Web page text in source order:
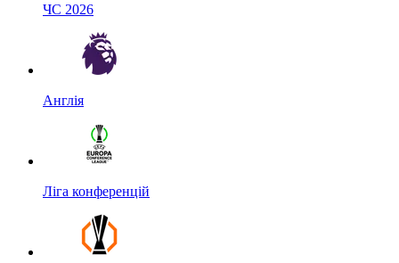
ЧС 2026
Англія
Ліга конференцій